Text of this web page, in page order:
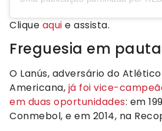
Clique aqui e assista.
Freguesia em
O Lanús, adversário do
Americana, já foi vice-
em duas oportunidades: em
Conmebol, e em 2014, na